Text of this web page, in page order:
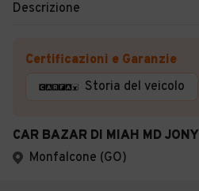
Descrizione
Certificazioni e Garanzie
Storia del veicolo
CAR BAZAR DI MIAH MD JONY
Monfalcone (GO)